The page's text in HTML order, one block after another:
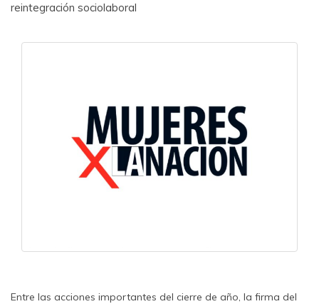
reintegración sociolaboral
Entre las acciones importantes del cierre de año, la firma del